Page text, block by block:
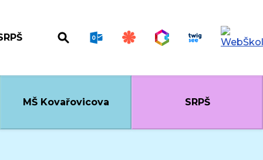
MŠ Kovařovicova SRPŠ